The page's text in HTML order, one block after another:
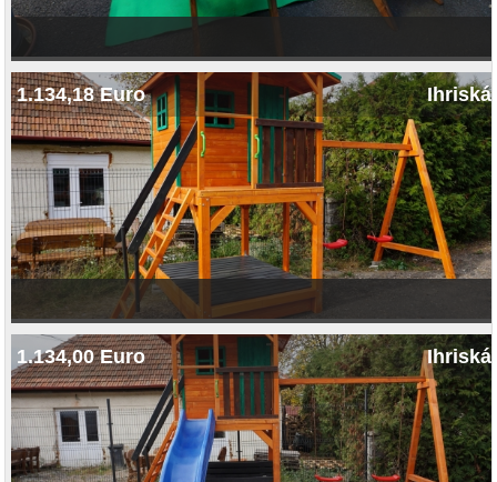
1.134,18 Euro Ihriská
1.134,00 Euro Ihriská